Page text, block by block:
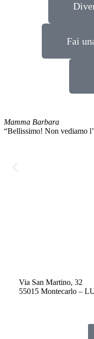
Fai
Mamma Barbara
“Bellissimo! Non vediamo
Via San Martino, 32
55015 Montecarlo –